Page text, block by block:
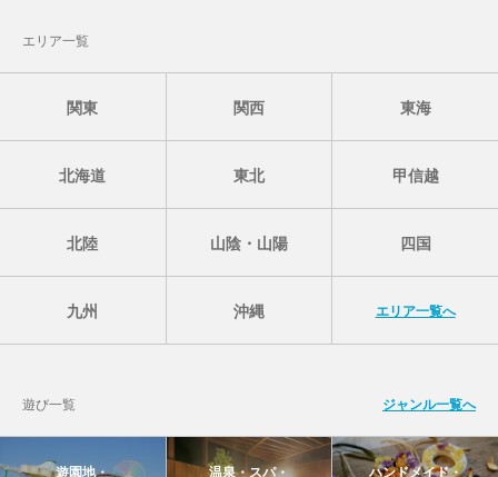
エリア一覧
関東 関西 東海
北海道 東北 甲信越
北陸 山陰・山陽 四国
九州 沖縄 エリア一覧へ
遊び一覧 ジャンル一覧へ
遊園地・
温泉・スパ・
ハンドメイド・